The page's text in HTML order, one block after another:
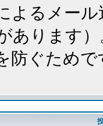
よるメー
あります
防ぐためで